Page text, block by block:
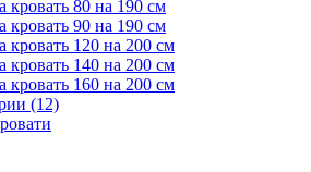
кровать 80 на 190 см
кровать 90 на 190 см
кровать 120 на 200 см
кровать 140 на 200 см
кровать 160 на 200 см
(12)